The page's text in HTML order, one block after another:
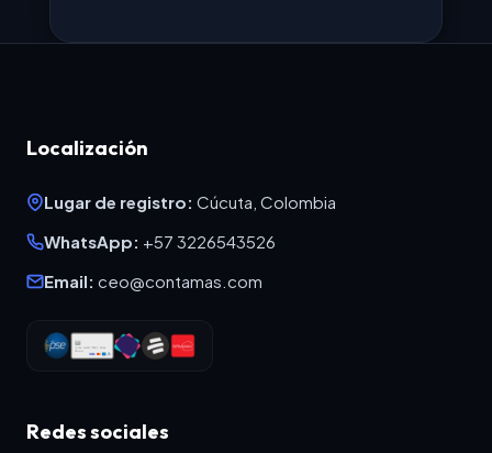
Localización
Lugar de registro: Cúcuta, Colombia
WhatsApp: +57 3226543526
Email: ceo@contamas.com
Redes sociales